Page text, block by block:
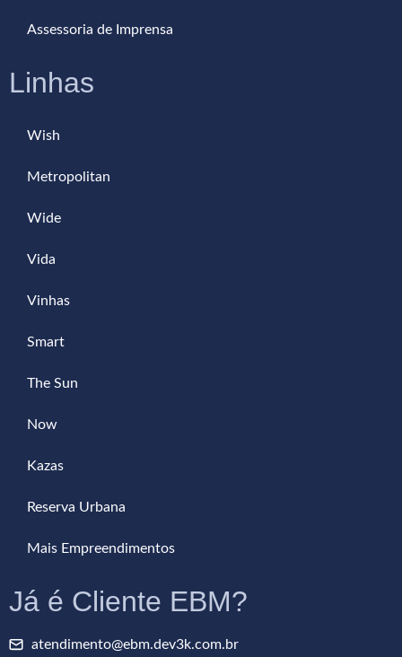
Assessoria de Imprensa
Linhas
Wish
Metropolitan
Wide
Vida
Vinhas
Smart
The Sun
Now
Kazas
Reserva Urbana
Mais Empreendimentos
Já é Cliente EBM?
atendimento@ebm.dev3k.com.br